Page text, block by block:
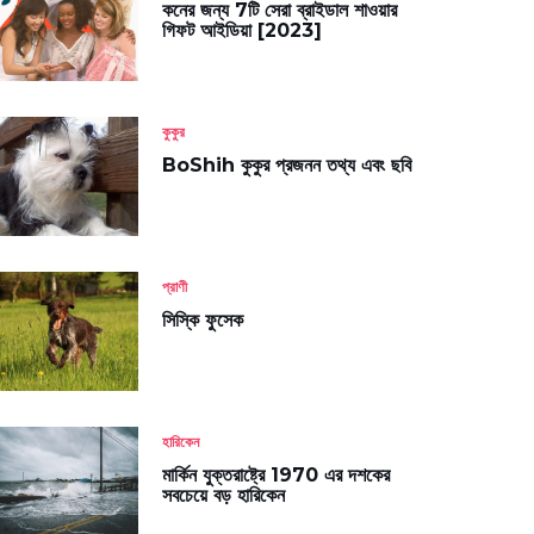
কনের জন্য 7টি সেরা ব্রাইডাল শাওয়ার
গিফট আইডিয়া [2023]
কুকুর
BoShih কুকুর প্রজনন তথ্য এবং ছবি
প্রাণী
সিস্কি ফুসেক
হারিকেন
মার্কিন যুক্তরাষ্ট্রে 1970 এর দশকের
সবচেয়ে বড় হারিকেন